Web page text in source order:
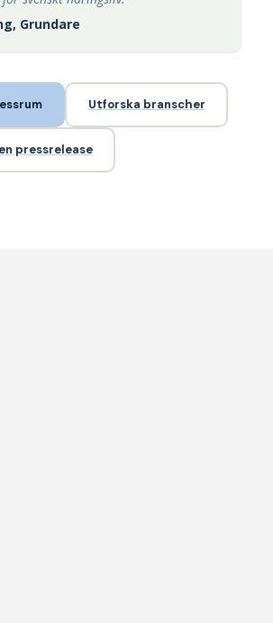
Grundare
Utforska branscher
pressrelease